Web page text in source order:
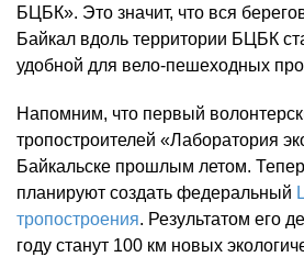
БЦБК». Это значит, что вся
Байкал вдоль территории БЦБК
удобной для вело-пешеходных
Напомним, что первый
тропостроителей «Лаборатория
Байкальске прошлым летом.
планируют создать федеральный
тропостроения. Результатом его
году станут 100 км новых